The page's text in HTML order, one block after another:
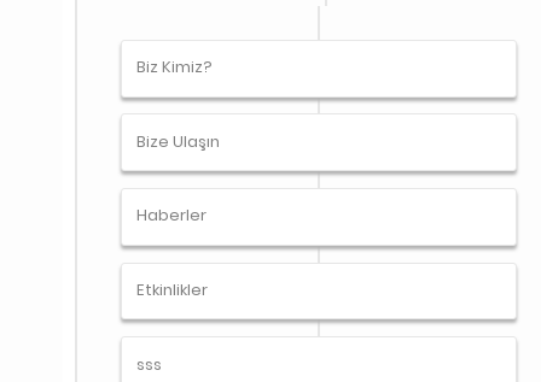
Biz Kimiz?
Bize Ulaşın
Haberler
Etkinlikler
sss